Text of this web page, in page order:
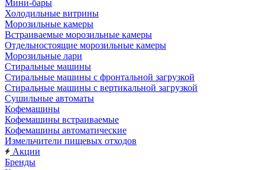
Мини-бары
Холодильные витрины
Морозильные камеры
Встраиваемые морозильные камеры
Отдельностоящие морозильные камеры
Морозильные лари
Стиральные машины
Стиральные машины с фронтальной загрузкой
Стиральные машины с вертикальной загрузкой
Сушильные автоматы
Кофемашины
Кофемашины встраиваемые
Кофемашины автоматические
Измельчители пищевых отходов
Акции
Бренды